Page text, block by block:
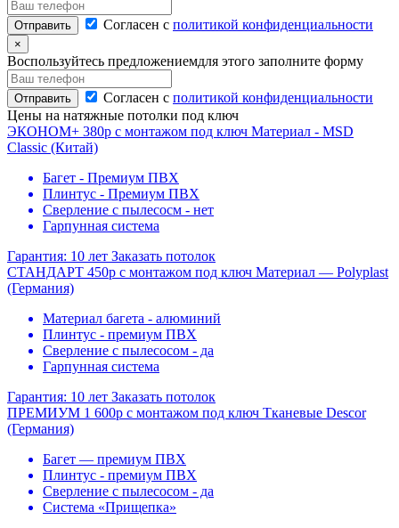
Отправить Согласен с политикой конфиденциальности
×
Воспользуйтесь предложениемдля этого заполните форму
Отправить Согласен с политикой конфиденциальности
Цены на натяжные потолки под ключ
ЭКОНОМ+ 380p с монтажом под ключ Материал - MSD
Classic (Китай)
Багет - Премиум ПВХ
Плинтус - Премиум ПВХ
Сверление с пылесосм - нет
Гарпунная система
Гарантия: 10 лет Заказать потолок
СТАНДАРТ 450p с монтажом под ключ Материал — Polyplast
(Германия)
Материал багета - алюминий
Плинтус - премиум ПВХ
Сверление с пылесосом - да
Гарпунная система
Гарантия: 10 лет Заказать потолок
ПРЕМИУМ 1 600p с монтажом под ключ Тканевые Descor
(Германия)
Багет — премиум ПВХ
Плинтус - премиум ПВХ
Сверление с пылесосом - да
Система «Прищепка»